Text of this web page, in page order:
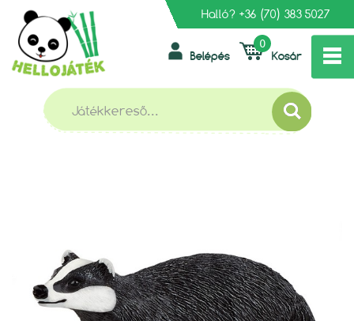
Halló? +36 (70) 383 5027
Kosár
0
Belépés
FŐOLDAL » VADÁLLATOK »
SCHLEICH 14842 BORZ
SCHLEICH 14842 BORZ